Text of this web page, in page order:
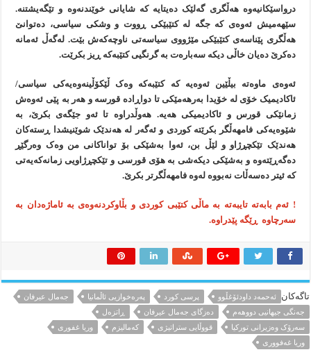
درواسێکانیەوە هەڵگری گەلێک دەیتایە کە شایانی خوێندنەوە و تێگەیشتنە.
سێهەمیش ئەوەی کە جگە لە کتێبێکی ڕووت و وشکی سیاسی، دەتوانێ
هەڵگری پێناسەی کتێبێکی مێژووی سیاسەتی ناوچەکەش بێت. لەگەڵ ئەمانە
دەکرێ دەیان خاڵی دیکە سەبارەت بە گرنگیی کتێبەکە ڕیز بکرێت.
ئەوەی ماوەتە بیڵێین ئەوەیە کە کتێبەکە وەک ڵێکۆڵینەوەیەکی سیاسی/
ئاکادیمیک خۆی لە خۆیدا بەرهەمێکی تا دواڕادە قورسە و هەر بە پێی ئەوەش
زمانێکی قورس و ئاکادیمیکی هەیە. هەوڵدراوە تا ئەو جێگەی بکرێ، بە
شێوەیەکی فامهەڵگر بکرێتە کوردی و ئەگەر لە هەندێک شوێنیشدا ڕستەکان
هەندێک تێکچڕژاو و لێڵ بن، ئەوا بەشێکی بۆ تواناکانی من وەک وەرگێڕ
دەگەڕێتەوە و بەشێکی دیکەشی بە هۆی قورسی و تێکچڕژاویی زمانەکەیەتی
کە ئیتر دەسەڵات نەبووە لەوە فامهەڵگرتر بکرێ.
! ئەم بابەتە تایبەتە بە ماڵی کتێبی کوردی و بڵاوکردنەوەی بە ئاماژەدان بە
سەرچاوە ڕێگە پێدراوە.
تاگەکان ئەحمەد داودئۆغڵوو پرسی کورد پەرەخوازیی ئاڵمانیا
جەمال عیرفان
جەنگی جیهانیی دووهەم
دەزگای جەمال عیرفان
ڕاتزەل
سەرۆک وەزیرانی تورکیا
قووڵایی ستراتیژی کەمالیزم
وریا غفوری
وریا غەفووری